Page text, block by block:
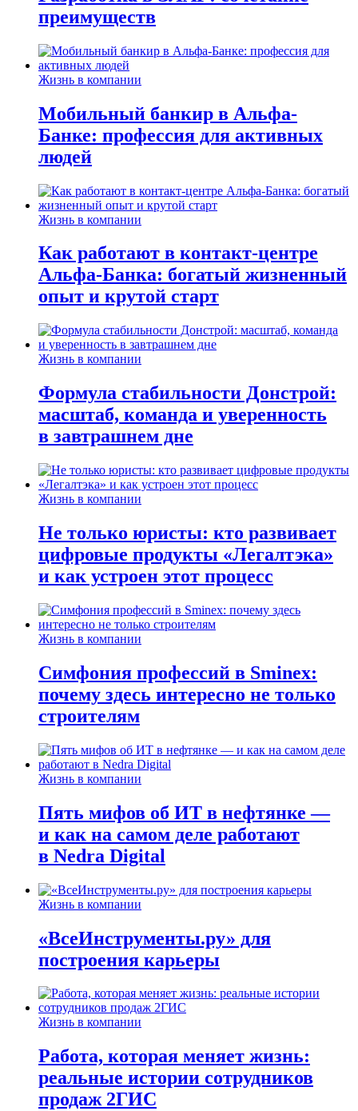
преимуществ
Жизнь в компании
Мобильный банкир в Альфа-
Банке: профессия для активных
людей
Жизнь в компании
Как работают в контакт-центре
Альфа-Банка: богатый жизненный
опыт и крутой старт
Жизнь в компании
Формула стабильности Донстрой:
масштаб, команда и уверенность
в завтрашнем дне
Жизнь в компании
Не только юристы: кто развивает
цифровые продукты «Легалтэка»
и как устроен этот процесс
Жизнь в компании
Симфония профессий в Sminex:
почему здесь интересно не только
строителям
Жизнь в компании
Пять мифов об ИТ в нефтянке —
и как на самом деле работают
в Nedra Digital
Жизнь в компании
«ВсеИнструменты.ру» для
построения карьеры
Жизнь в компании
Работа, которая меняет жизнь:
реальные истории сотрудников
продаж 2ГИС